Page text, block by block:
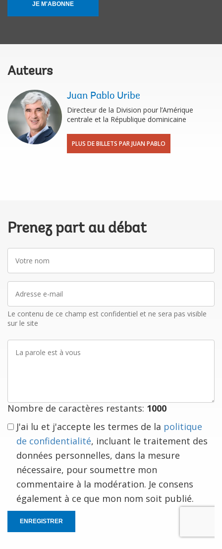
JE M'ABONNE
Auteurs
Juan Pablo Uribe
Directeur de la Division pour l’Amérique
centrale et la République dominicaine
PLUS DE BILLETS PAR JUAN PABLO
Prenez part au débat
nom
mail
Le contenu de ce champ est confidentiel et ne sera pas visible
sur le site
parole
Nombre de caractères restants: 1000
J'ai lu et j'accepte les termes de la politique
de confidentialité, incluant le traitement des
données personnelles, dans la mesure
nécessaire, pour soumettre mon
commentaire à la modération. Je consens
également à ce que mon nom soit publié.
ENREGISTRER